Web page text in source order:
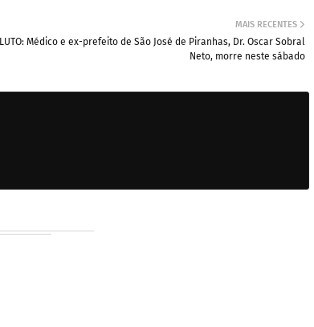
MAIS RECENTES
LUTO: Médico e ex-prefeito de São José de Piranhas, Dr. Oscar Sobral
Neto, morre neste sábado